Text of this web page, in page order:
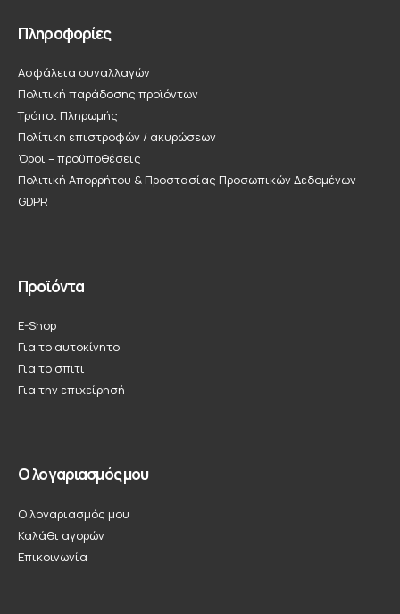
Πληροφορίες
Ασφάλεια συναλλαγών
Πολιτική παράδοσης προϊόντων
Τρόποι Πληρωμής
Πολίτικη επιστροφών / ακυρώσεων
Όροι – προϋποθέσεις
Πολιτική Απορρήτου & Προστασίας Προσωπικών Δεδομένων
GDPR
Προϊόντα
E-Shop
Για το αυτοκίνητο
Για το σπιτι
Για την επιχείρησή
Ο λογαριασμός μου
Ο λογαριασμός μου
Καλάθι αγορών
Επικοινωνία